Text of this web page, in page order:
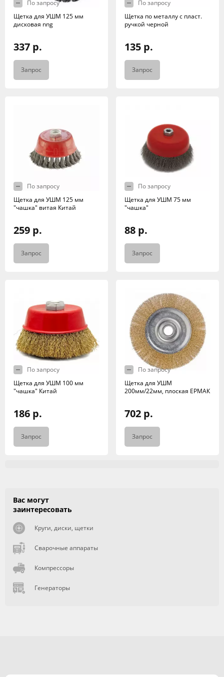
По запросу
Щетка для УШМ 125 мм
дисковая nng
337 р.
Запрос
По запросу
Щетка по металлу с пласт.
ручкой черной
135 р.
Запрос
По запросу
Щетка для УШМ 125 мм
"чашка" витая Китай
259 р.
Запрос
По запросу
Щетка для УШМ 75 мм
"чашка"
88 р.
Запрос
По запросу
Щетка для УШМ 100 мм
"чашка" Китай
186 р.
Запрос
По запросу
Щетка для УШМ
200мм/22мм, плоская ЕРМАК
702 р.
Запрос
Вас могут
заинтересовать
Круги, диски, щетки
Сварочные аппараты
Компрессоры
Генераторы